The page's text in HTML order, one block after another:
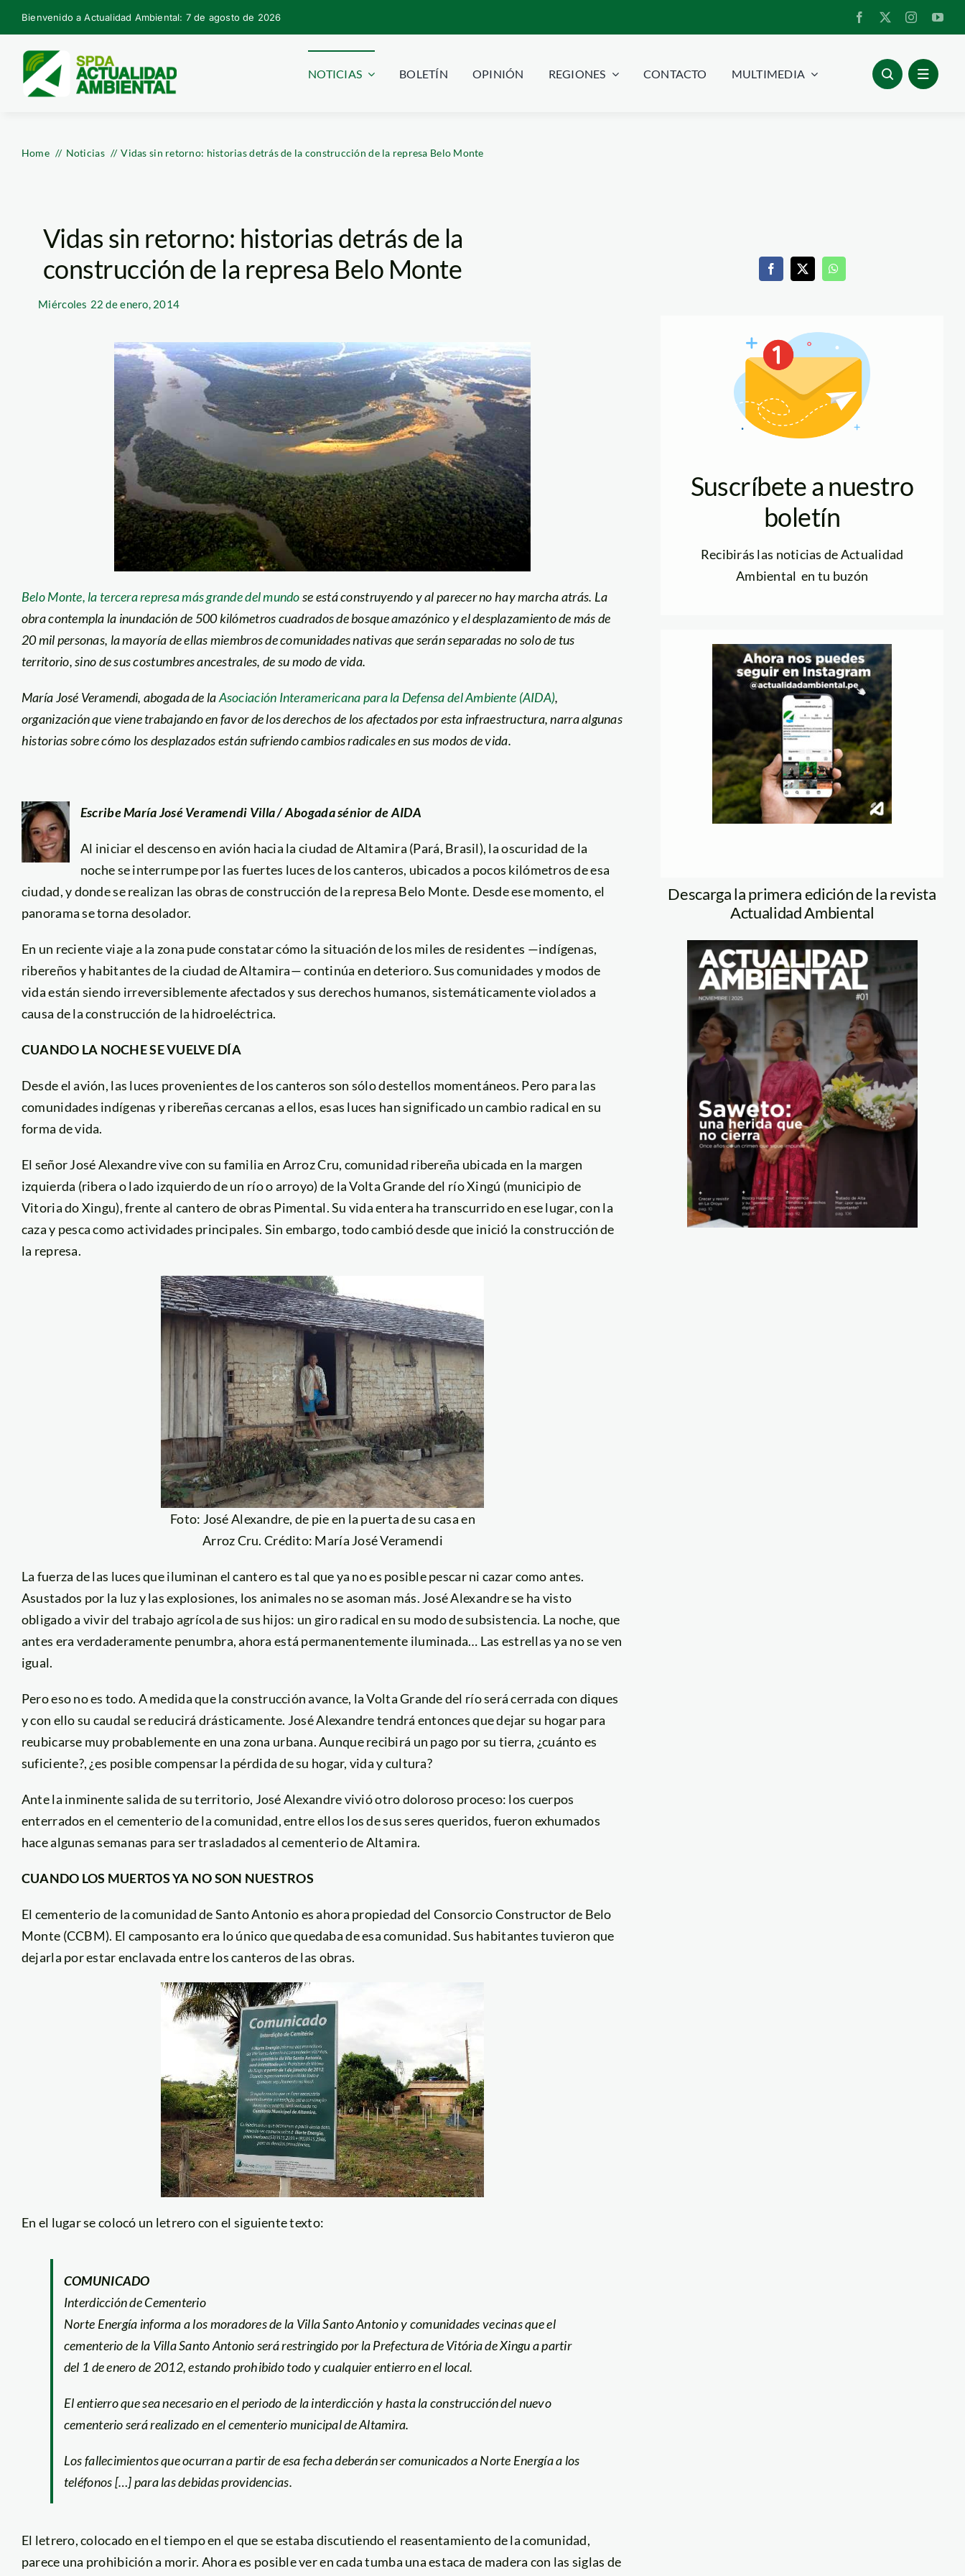
Skip
to
content
Bienvenido a Actualidad Ambiental: 7 de agosto de 2026
NOTICIAS BOLETÍN OPINIÓN REGIONES CONTACTO MULTIMEDIA
Home Noticias Vidas sin retorno: historias detrás de la construcción de la represa Belo Monte
Vidas sin retorno: historias detrás de la
construcción de la represa Belo Monte
Miércoles 22 de enero, 2014
Belo Monte, la tercera represa más grande del mundose está construyendo y al parecer no hay marcha atrás. La
obra contempla la inundación de 500 kilómetros cuadrados de bosque amazónico y el desplazamiento de más de
20 mil personas, la mayoría de ellas miembros de comunidades nativas que serán separadas no solo de tus
territorio, sino de sus costumbres ancestrales, de su modo de vida.
María José Veramendi, abogada de laAsociación Interamericana para la Defensa del Ambiente (AIDA),
organización que viene trabajando en favor de los derechos de los afectados por esta infraestructura, narra algunas
historias sobre cómo los desplazados están sufriendo cambios radicales en sus modos de vida.
Escribe María José Veramendi Villa / Abogada sénior de AIDA
Al iniciar el descenso en avión hacia la ciudad de Altamira (Pará, Brasil), la oscuridad de la
noche se interrumpe por las fuertes luces de los canteros, ubicados a pocos kilómetros de esa
ciudad, y donde se realizan las obras de construcción de la represa Belo Monte. Desde ese momento, el
panorama se torna desolador.
En un reciente viaje a la zona pude constatar cómo la situación de los miles de residentes —indígenas,
ribereños y habitantes de la ciudad de Altamira— continúa en deterioro. Sus comunidades y modos de
vida están siendo irreversiblemente afectados y sus derechos humanos, sistemáticamente violados a
causa de la construcción de la hidroeléctrica.
CUANDO LA NOCHE SE VUELVE DÍA
Desde el avión, las luces provenientes de los canteros son sólo destellos momentáneos. Pero para las
comunidades indígenas y ribereñas cercanas a ellos, esas luces han significado un cambio radical en su
forma de vida.
El señor José Alexandre vive con su familia en Arroz Cru, comunidad ribereña ubicada en la margen
izquierda (ribera o lado izquierdo de un río o arroyo) de la Volta Grande del río Xingú (municipio de
Vitoria do Xingu), frente al cantero de obras Pimental. Su vida entera ha transcurrido en ese lugar, con la
caza y pesca como actividades principales. Sin embargo, todo cambió desde que inició la construcción de
la represa.
Foto: José Alexandre, de pie en la puerta de su casa en
Arroz Cru. Crédito: María José Veramendi
La fuerza de las luces que iluminan el cantero es tal que ya no es posible pescar ni cazar como antes.
Asustados por la luz y las explosiones, los animales no se asoman más. José Alexandre se ha visto
obligado a vivir del trabajo agrícola de sus hijos: un giro radical en su modo de subsistencia. La noche, que
antes era verdaderamente penumbra, ahora está permanentemente iluminada… Las estrellas ya no se ven
igual.
Pero eso no es todo. A medida que la construcción avance, la Volta Grande del río será cerrada con diques
y con ello su caudal se reducirá drásticamente. José Alexandre tendrá entonces que dejar su hogar para
reubicarse muy probablemente en una zona urbana. Aunque recibirá un pago por su tierra, ¿cuánto es
suficiente?, ¿es posible compensar la pérdida de su hogar, vida y cultura?
Ante la inminente salida de su territorio, José Alexandre vivió otro doloroso proceso: los cuerpos
enterrados en el cementerio de la comunidad, entre ellos los de sus seres queridos, fueron exhumados
hace algunas semanas para ser trasladados al cementerio de Altamira.
CUANDO LOS MUERTOS YA NO SON NUESTROS
El cementerio de la comunidad de Santo Antonio es ahora propiedad del Consorcio Constructor de Belo
Monte (CCBM). El camposanto era lo único que quedaba de esa comunidad. Sus habitantes tuvieron que
dejarla por estar enclavada entre los canteros de las obras.
En el lugar se colocó un letrero con el siguiente texto:
COMUNICADO
Interdicción de Cementerio
Norte Energía informa a los moradores de la Villa Santo Antonio y comunidades vecinas que el
cementerio de la Villa Santo Antonio será restringido por la Prefectura de Vitória de Xingu a partir
del 1 de enero de 2012, estando prohibido todo y cualquier entierro en el local.
El entierro que sea necesario en el periodo de la interdicción y hasta la construcción del nuevo
cementerio será realizado en el cementerio municipal de Altamira.
Los fallecimientos que ocurran a partir de esa fecha deberán ser comunicados a Norte Energía a los
teléfonos […] para las debidas providencias.
El letrero, colocado en el tiempo en el que se estaba discutiendo el reasentamiento de la comunidad,
parece una prohibición a morir. Ahora es posible ver en cada tumba una estaca de madera con las siglas de
Suscríbete a nuestro
boletín
Recibirás las noticias de Actualidad
Ambiental en tu buzón
Descarga la primera edición de la revista
Actualidad Ambiental